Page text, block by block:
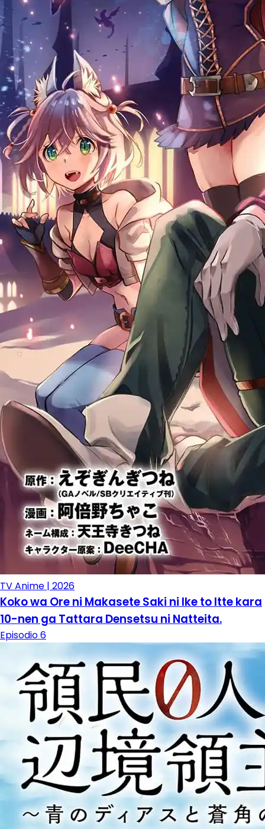
TV Anime | 2026
Koko wa Ore ni Makasete Saki ni Ike to Itte kara
10-nen ga Tattara Densetsu ni Natteita.
Episodio 6